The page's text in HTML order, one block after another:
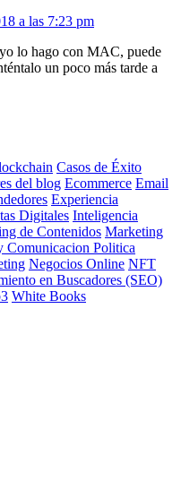
a las 7:23 pm
lo hago con MAC, puede
un poco más tarde a
Casos de Éxito
del blog Ecommerce Email
Experiencia
Digitales Inteligencia
de Contenidos Marketing
Comunicacion Politica
Negocios Online NFT
en Buscadores (SEO)
White Books